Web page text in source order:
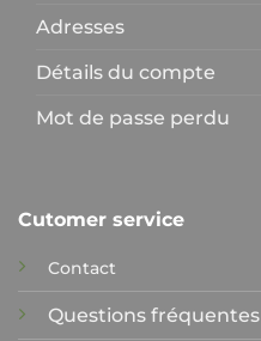
Adresses
Détails du compte
Mot de passe perdu
Cutomer service
Contact
Questions fréquentes